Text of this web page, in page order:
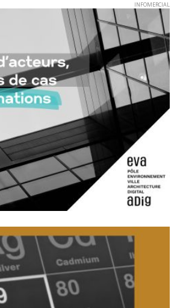
INFOMERCIAL